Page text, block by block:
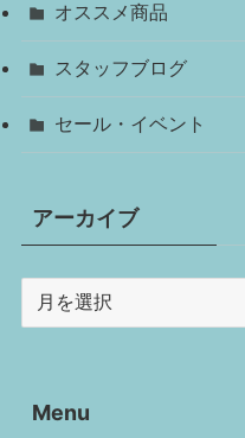
オススメ商品
スタッフブログ
セール・イベント
アーカイブ
ブMenu